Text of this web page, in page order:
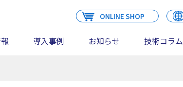
ONLINE SHOP
導入事例 お知らせ 技術コラム